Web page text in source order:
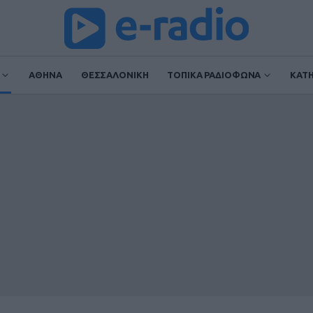
ΑΘΗΝΑ ΘΕΣΣΑΛΟΝΙΚΗ ΤΟΠΙΚΑ ΡΑΔΙΟΦΩΝΑ